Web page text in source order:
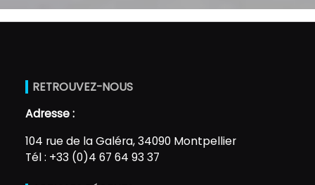
RETROUVEZ-NOUS
Adresse :
104 rue de la Galéra, 34090 Montpellier
Tél : +33 (0)4 67 64 93 37